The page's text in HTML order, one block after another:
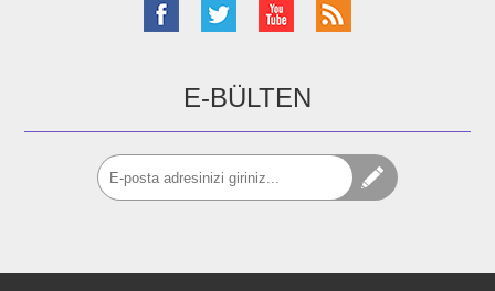
E-BÜLTEN